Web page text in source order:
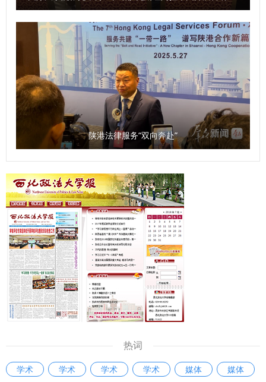
陕港法律服务“双向奔赴”
热词
学术 学术 学术 学术 媒体
媒体